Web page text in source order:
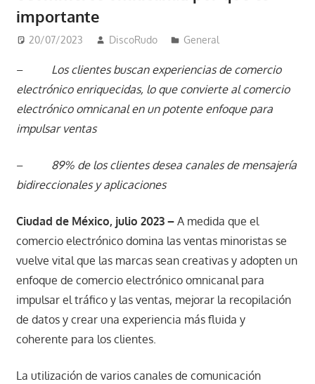
importante
20/07/2023 DiscoRudo General
– Los clientes buscan experiencias de comercio
electrónico enriquecidas, lo que convierte al comercio
electrónico omnicanal en un potente enfoque para
impulsar ventas
– 89% de los clientes desea canales de mensajería
bidireccionales y aplicaciones
Ciudad de México, julio 2023 –A medida que el
comercio electrónico domina las ventas minoristas se
vuelve vital que las marcas sean creativas y adopten un
enfoque de comercio electrónico omnicanal para
impulsar el tráfico y las ventas, mejorar la recopilación
de datos y crear una experiencia más fluida y
coherente para los clientes.
La utilización de varios canales de comunicación